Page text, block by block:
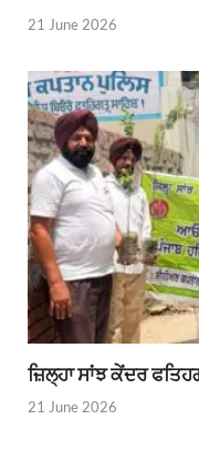
21 June 2026
ਜ਼ਿਲ੍ਹਾ ਸਾਂਝ ਕੇਂਦਰ
21 June 2026